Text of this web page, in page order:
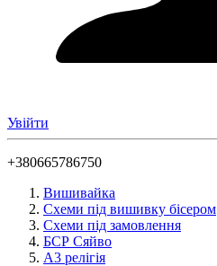
Увійти
+380665786750
Вишивайка
Схеми під вишивку бісером
Схеми під замовлення
БСР Сяйво
А3 релігія